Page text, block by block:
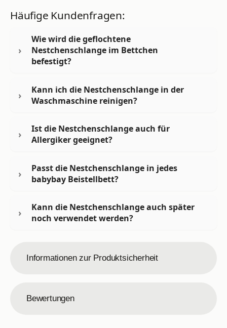
Häufige Kundenfragen:
Wie wird die geflochtene
Nestchenschlange im Bettchen
befestigt?
Kann ich die Nestchenschlange in der
Waschmaschine reinigen?
Ist die Nestchenschlange auch für
Allergiker geeignet?
Passt die Nestchenschlange in jedes
babybay Beistellbett?
Kann die Nestchenschlange auch später
noch verwendet werden?
Informationen zur Produktsicherheit
Bewertungen